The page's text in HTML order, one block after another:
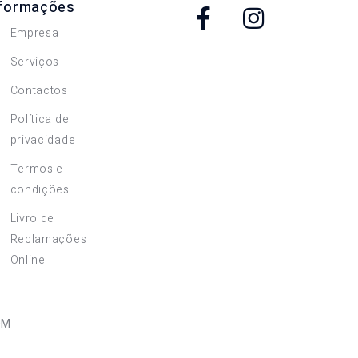
Empresa
Serviços
Contactos
Política de
privacidade
Termos e
condições
Livro de
Reclamações
Online